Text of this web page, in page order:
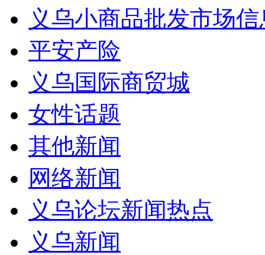
义乌小商品批发市场
平安产险
义乌国际商贸城
女性话题
其他新闻
网络新闻
义乌论坛新闻热点
义乌新闻